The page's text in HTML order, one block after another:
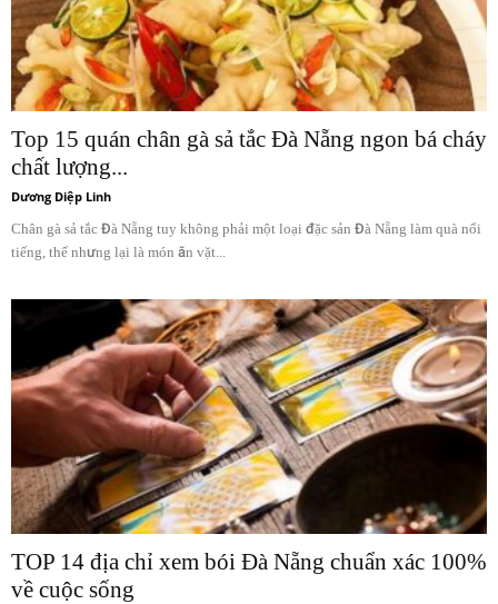
Top 15 quán chân gà sả tắc Đà Nẵng ngon bá cháy
chất lượng...
Dương Diệp Linh
Chân gà sả tắc Đà Nẵng tuy không phải một loại đặc sản Đà Nẵng làm quà nổi
tiếng, thế nhưng lại là món ăn vặt...
TOP 14 địa chỉ xem bói Đà Nẵng chuẩn xác 100%
về cuộc sống